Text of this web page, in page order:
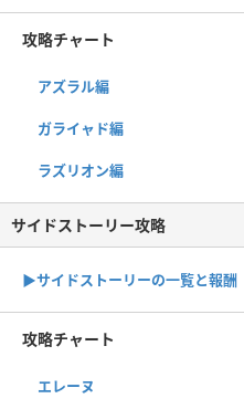
攻略チャート
アズラル編
ガライャド編
ラズリオン編
サイドストーリー攻略
▶サイドストーリーの一覧と報酬
攻略チャート
エレーヌ